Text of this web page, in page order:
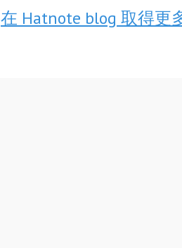
在 Hatnote blog 取得更